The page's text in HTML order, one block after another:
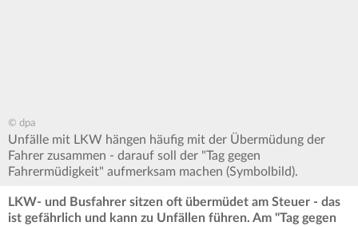
© dpa
Unfälle mit LKW hängen häufig mit der Übermüdung der
Fahrer zusammen - darauf soll der "Tag gegen
Fahrermüdigkeit" aufmerksam machen (Symbolbild).
LKW- und Busfahrer sitzen oft übermüdet am Steuer - das
ist gefährlich und kann zu Unfällen führen. Am "Tag gegen